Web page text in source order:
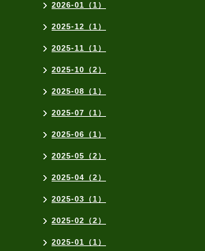
2026-01（1）
2025-12（1）
2025-11（1）
2025-10（2）
2025-08（1）
2025-07（1）
2025-06（1）
2025-05（2）
2025-04（2）
2025-03（1）
2025-02（2）
2025-01（1）